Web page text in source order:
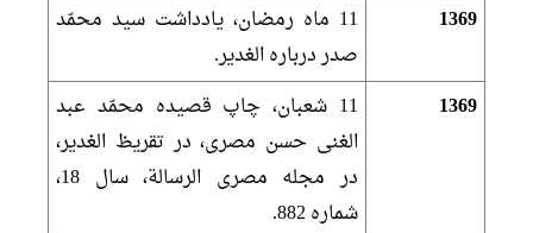
1369
11 ماه رمضان، يادداشت سيد محمّد
صدر درباره الغدير.
1369
11 شعبان، چاپ قصيده محمّد عبد
الغنى حسن مصرى، در تقريظ الغدير،
در مجله مصرى الرسالة، سال 18،
شماره 882.